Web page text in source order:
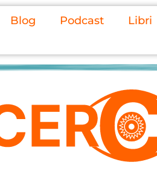
Blog Podcast Libri